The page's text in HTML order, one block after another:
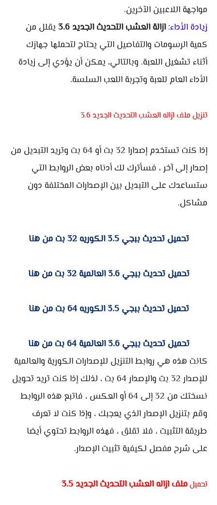
مواجهة اللاعبين الآخرين.
زيادة الأداء:ازالة العشب التحديث الجديد 3.6
يقلل من
كمية الرسومات والتفاصيل التي يحتاج لتحملها جهازك
أثناء تشغيل اللعبة. وبالتالي، يمكن أن يؤدي إلى زيادة
الأداء العام للعبة وتجربة اللعب السلسة.
تنزيل ملف ازاله العشب التحديث الجديد 3.6
إذا كنت تستخدم إصدارا 32 بت أو 64 بت وتريد التبديل من
إصدار إلى آخر ، فسأترك لك أدناه بعض الروابط التي
ستساعدك على التبديل بين الإصدارات المختلفة دون
مشاكل.
تحميل تحديث ببجي 3.5 الكوريه 32 بت من هنا
تحميل تحديث ببجي 3.6 العالمية 32 بت من هنا
تحميل تحديث ببجي 3.5 الكوريه 64 بت من هنا
تحميل تحديث ببجي 3.6 العالمية 64 بت من هنا
كانت هذه هي روابط التنزيل للإصدارات الكورية والعالمية
للإصدار 32 بت والإصدار 64 بت ، لذلك إذا كنت تريد تحويل
نسختك من 32 إلى 64 أو العكس ، فاتبع هذه الروابط
وقم بتنزيل الإصدار الذي يعجبك ، وإذا كنت لا تعرف
طريقة التثبيت ، فلا تقلق ، فهذه الروابط تحتوي أيضا
على شرح مفصل لكيفية تثبيت الإصدار.
تحميل ملف ازاله العشب التحديث الجديد 3.5